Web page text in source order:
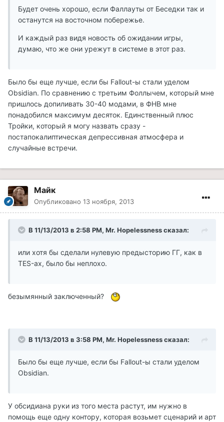
Будет очень хорошо, если Фаллауты от Беседки так и
останутся на восточном побережье.
И каждый раз видя новость об ожидании игры,
думаю, что же они урежут в системе в этот раз.
Было бы еще лучше, если бы Fallout-ы стали уделом
Obsidian. По сравнению с третьим Фоллычем, который мне
пришлось допиливать 30-40 модами, в ФНВ мне
понадобился максимум десяток. Единственный плюс
Тройки, который я могу назвать сразу -
постапокалиптическая депрессивная атмосфера и
случайные встречи.
Майк
Опубликовано 13 ноября, 2013
В 11/13/2013 в 2:58 PM, Mr. Hopelessness сказал:
или хотя бы сделали нулевую предысторию ГГ, как в
TES-ах, было бы неплохо.
безымянный заключенный?
В 11/13/2013 в 3:58 PM, Mr. Hopelessness сказал:
Было бы еще лучше, если бы Fallout-ы стали уделом
Obsidian.
У обсидиана руки из того места растут, им нужно в
помощь еще одну контору, которая возьмет сценарий и арт